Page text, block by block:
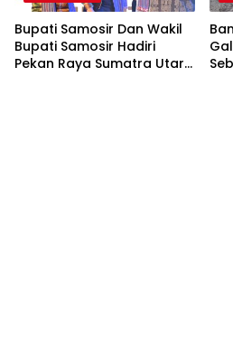
Bupati Samosir Dan Wakil
Bupati Samosir Hadiri
Pekan Raya Sumatra Utara